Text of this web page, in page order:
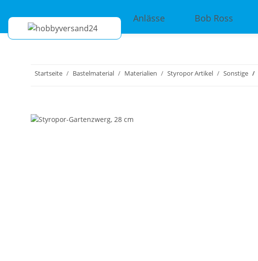
Anlässe Bob Ross
Startseite Bastelmaterial Materialien Styropor Artikel Sonstige